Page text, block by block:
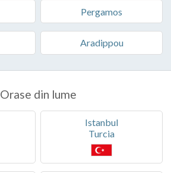
Pergamos
Aradippou
Orase din lume
Istanbul
Turcia